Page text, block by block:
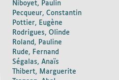
Niboyet, Paulin
Pecqueur, Constantin
Pottier, Eugène
Rodrigues, Olinde
Roland, Pauline
Rude, Fernand
Ségalas, Anaïs
Thibert, Marguerite